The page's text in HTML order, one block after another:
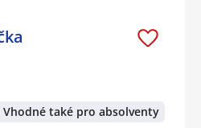
Vhodné také pro absolventy